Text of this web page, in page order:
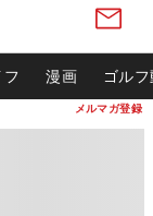
メルマガ登録
フ 漫画 ゴル